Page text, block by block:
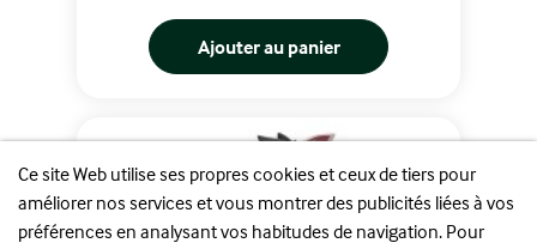
Ajouter au panier
Ce site Web utilise ses propres cookies et ceux de tiers pour
améliorer nos services et vous montrer des publicités liées à vos
préférences en analysant vos habitudes de navigation. Pour